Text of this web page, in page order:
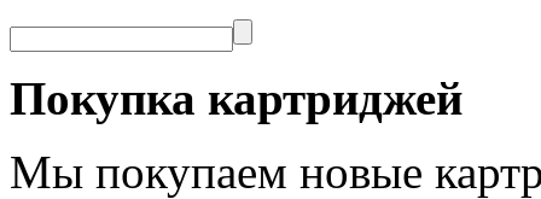
Покупка картриджей
Мы покупаем новые